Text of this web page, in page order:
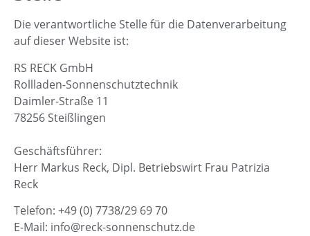
Die verantwortliche Stelle für die Datenverarbeitung
auf dieser Website ist:
RS RECK GmbH
Rollladen-Sonnenschutztechnik
Daimler-Straße 11
78256 Steißlingen
Geschäftsführer:
Herr Markus Reck, Dipl. Betriebswirt Frau Patrizia
Reck
Telefon: +49 (0) 7738/29 69 70
E-Mail: info@reck-sonnenschutz.de